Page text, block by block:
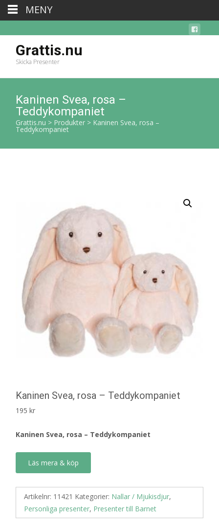
Grattis.nu
Skicka Presenter
Kaninen Svea, rosa –
Teddykompaniet
Grattis.nu > Produkter > Kaninen Svea, rosa –
Teddykompaniet
Kaninen Svea, rosa – Teddykompaniet
195 kr
Kaninen Svea, rosa – Teddykompaniet
Läs mera & köp
Artikelnr: 11421 Kategorier: Nallar / Mjukisdjur,
Personliga presenter, Presenter till Barnet
MENY